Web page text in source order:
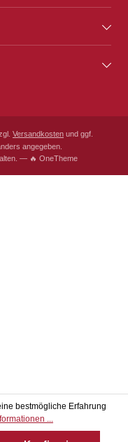
Versandkosten und ggf.
angegeben.
— 🔥 OneTheme
bestmögliche Erfahrung
...